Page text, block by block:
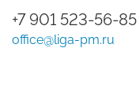
+7 901 523-56-85
office@liga-pm.ru